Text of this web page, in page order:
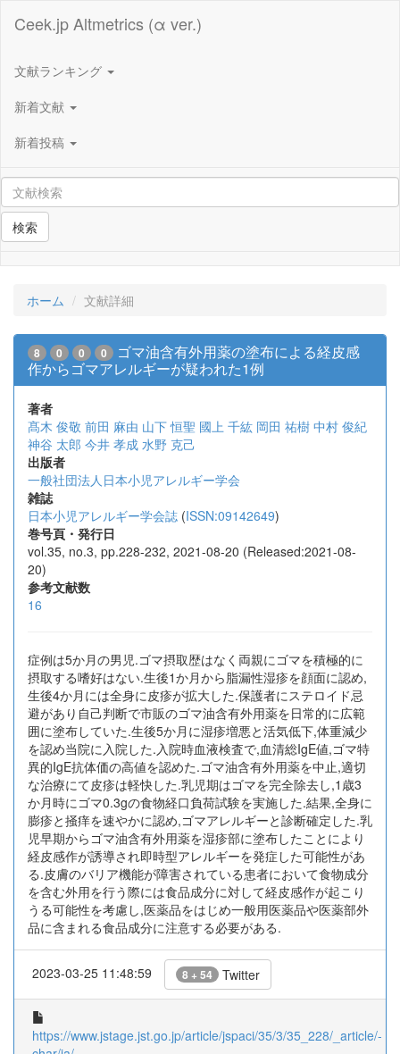
Ceek.jp Altmetrics (α ver.)
文献ランキング
新着文献
新着投稿
検索
ホーム 文献詳細
8 0 0 0
ゴマ油含有外用薬の塗布による経皮感
作からゴマアレルギーが疑われた1例
著者
髙木 俊敬 前田 麻由 山下 恒聖 國上 千紘 岡田 祐樹 中村 俊紀
神谷 太郎 今井 孝成 水野 克己
出版者
一般社団法人日本小児アレルギー学会
雑誌
日本小児アレルギー学会誌 (ISSN:09142649)
巻号頁・発行日
vol.35, no.3, pp.228-232, 2021-08-20 (Released:2021-08-
20)
参考文献数
16
症例は5か月の男児.ゴマ摂取歴はなく両親にゴマを積極的に
摂取する嗜好はない.生後1か月から脂漏性湿疹を顔面に認め,
生後4か月には全身に皮疹が拡大した.保護者にステロイド忌
避があり自己判断で市販のゴマ油含有外用薬を日常的に広範
囲に塗布していた.生後5か月に湿疹増悪と活気低下,体重減少
を認め当院に入院した.入院時血液検査で,血清総IgE値,ゴマ特
異的IgE抗体価の高値を認めた.ゴマ油含有外用薬を中止,適切
な治療にて皮疹は軽快した.乳児期はゴマを完全除去し,1歳3
か月時にゴマ0.3gの食物経口負荷試験を実施した.結果,全身に
膨疹と掻痒を速やかに認め,ゴマアレルギーと診断確定した.乳
児早期からゴマ油含有外用薬を湿疹部に塗布したことにより
経皮感作が誘導され即時型アレルギーを発症した可能性があ
る.皮膚のバリア機能が障害されている患者において食物成分
を含む外用を行う際には食品成分に対して経皮感作が起こり
うる可能性を考慮し,医薬品をはじめ一般用医薬品や医薬部外
品に含まれる食品成分に注意する必要がある.
2023-03-25 11:48:59 8 + 54 Twitter
https://www.jstage.jst.go.jp/article/jspaci/35/3/35_228/_article/-